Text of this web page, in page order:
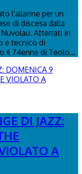
l'allarme per un
di discesa dalla
Atterrati in
e tecnico di
il 74enne di Teolo...
DI JAZZ:
A